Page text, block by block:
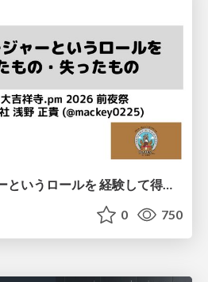
人生初のマネージャーというロールを 経験して得たもの・失ったもの / Reflections on My First Manager Role
0 750